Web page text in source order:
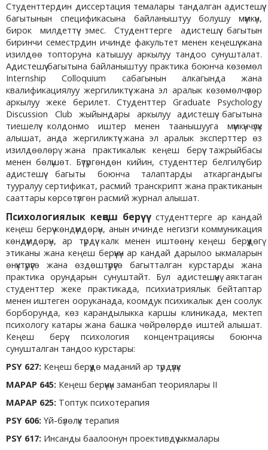
Студенттердин диссертация темалары тандалган адистешүү
багытынын спецификасына байланыштуу болушу мүмкүн,
бирок милдеттүү эмес. Студенттерге адистешүү багытын
биринчи семестрдин ичинде факультет менен кеңешүү жана
изилдөө топторуна катышуу аркылуу тандоо сунушталат.
Адистешүү багытына байланыштуу практика боюнча көзөмөл
Internship Colloquium сабагынын алкагында жана
квалификациялуу жергиликтүү жана эл аралык көзөмөлчүлөр
аркылуу жеке берилет. Студенттер Graduate Psychology
Discussion Club жыйындары аркылуу адистешүү багытына
тиешелүү колдонмо иштер менен таанышууга мүмкүнчүлүк
алышат, анда жергиликтүү жана эл аралык эксперттер өз
изилдөөлөрү жана практикалык кеңеш берүү тажрыйбасы
менен бөлүшөт. Бүтүргөндөн кийин, студенттер белгилүү бир
адистешүү багыты боюнча талаптарды аткаргандыгы
тууралуу сертификат, расмий транскрипт жана практиканын
сааттары көрсөтүлгөн расмий журнал алышат.
Психологиялык кеңеш берүүстуденттерге ар кандай
кеңеш берүү көндүмдөрүн, анын ичинде негизги коммуникация
көндүмдөрүн, ар түрдүү калк менен иштөөнү, кеңеш берүүдөгү
этиканы жана кеңеш берүүнүн ар кандай дарылоо ыкмаларын
өнүктүрүүгө жана өздөштүрүүгө багытталган курстарды жана
практика орундарын сунуштайт. Бул адистешүүнү аяктаган
студенттер жеке практикада, психиатриялык бейтаптар
менен иштеген ооруканада, коомдук психикалык ден соолук
борборунда, көз карандылыкка каршы клиникада, мектеп
психологу катары жана башка чөйрөлөрдө иштей алышат.
Кеңеш берүү психология концентрациясы боюнча
сунушталган тандоо курстары:
PSY 627: Кеңеш берүүдө маданий ар түрдүүлүк
MAPAP 645: Кеңеш берүүнүн заманбап теориялары II
MAPAP 625: Топтук психотерапия
PSY 606: Үй-бүлөлүк терапия
PSY 617: Инсанды баалоонун проективдүү ыкмалары